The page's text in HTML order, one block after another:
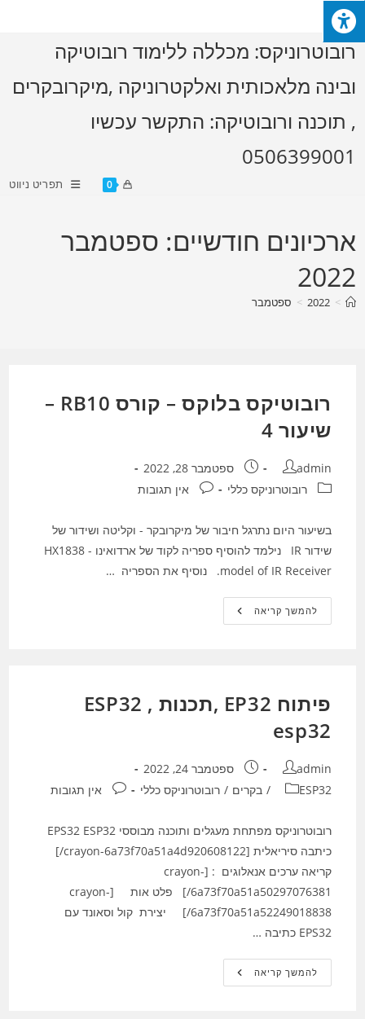
Skip
to
content
רובוטרוניקס: מכללה ללימוד רובוטיקה
ובינה מלאכותית ואלקטרוניקה ,מיקרובקרים
, תוכנה ורובוטיקה: התקשר עכשיו
0506399001
0 תפריט ניווט
ארכיונים חודשיים: ספטמבר
2022
>
2022
> ספטמבר
רובוטיקס בלוקס – קורס RB10 –
שיעור 4
מחבר:
admin פורסם:ספטמבר 28, 2022
קטגוריה:רובוטרוניקס כללי תגובות:אין תגובות
בשיעור היום נתרגל חיבור של מיקרובקר - וקליטה ושידור של
שידור IR נילמד להוסיף ספריה לקוד של ארדואינו - HX1838
model of IR Receiver. נוסיף את הספריה …
להמשך קריאהרובוטיקס
בלוקס
פיתוח EP32 ,תכנות ESP32 ,
esp32
מחבר:
admin פורסם:ספטמבר 24, 2022
קטגוריה:
ESP32
/ בקרים / רובוטרוניקס כללי תגובות:אין תגובות
כיתבה סיריאלית [crayon-6a73f70a51a4d920608122/]
קריאה ערכים אנאלוגים : [crayon-
6a73f70a51a50297076381/] פלט אות [crayon-
6a73f70a51a52249018838/] יצירת קול וסאונד עם
EPS32 כתיבה …
להמשך קריאהפיתוח
EP32